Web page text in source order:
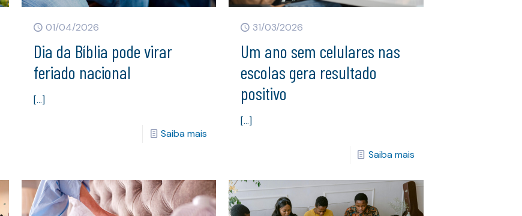
01/04/2026
Dia da Bíblia pode virar
feriado nacional
[…]
Saiba mais
31/03/2026
Um ano sem celulares nas
escolas gera resultado
positivo
[…]
Saiba mais